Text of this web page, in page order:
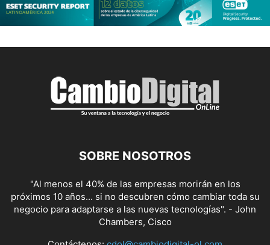
SOBRE NOSOTROS
"Al menos el 40% de las empresas morirán en los
próximos 10 años... si no descubren cómo cambiar toda su
negocio para adaptarse a las nuevas tecnologías". - John
Chambers, Cisco